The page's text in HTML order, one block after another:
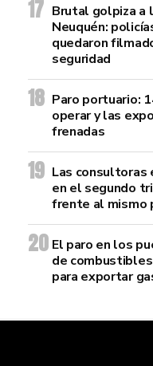
Brutal golpiza a
Neuquén:
quedaron
seguridad
Paro portuario:
operar y las
frenadas
Las consultoras
en el segundo
frente al mismo
El paro en los
de combustibles
para exportar